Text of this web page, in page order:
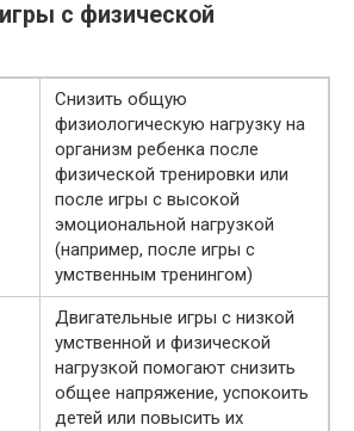
с физической
Снизить общую
физиологическую нагрузку на
организм ребенка после
физической тренировки или
после игры с высокой
эмоциональной нагрузкой
(например, после игры с
умственным тренингом)
Двигательные игры с низкой
умственной и физической
нагрузкой помогают снизить
общее напряжение, успокоить
детей или повысить их